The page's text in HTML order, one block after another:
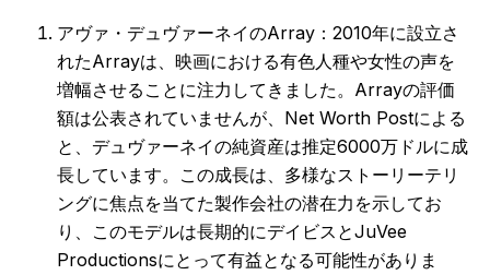
アヴァ・デュヴァーネイのArray：2010年に設立さ
れたArrayは、映画における有色人種や女性の声を
増幅させることに注力してきました。Arrayの評価
額は公表されていませんが、Net Worth Postによる
と、デュヴァーネイの純資産は推定6000万ドルに成
長しています。この成長は、多様なストーリーテリ
ングに焦点を当てた製作会社の潜在力を示してお
り、このモデルは長期的にデイビスとJuVee
Productionsにとって有益となる可能性がありま